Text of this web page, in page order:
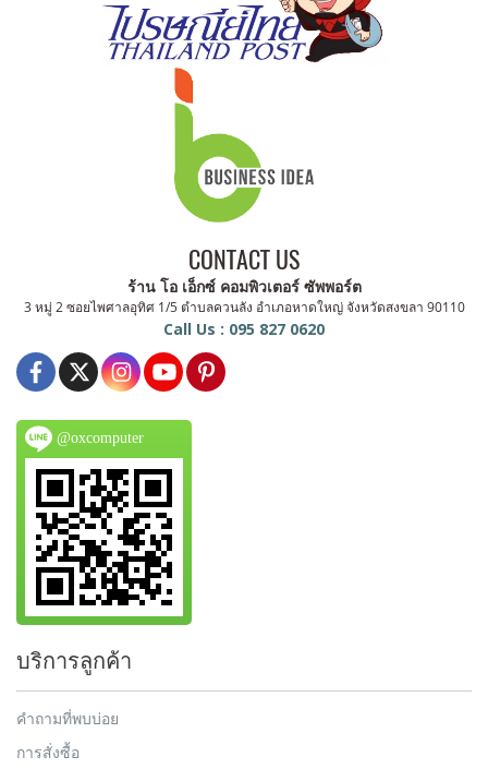
CONTACT US
ร้าน โอ เอ็กซ์ คอมพิวเตอร์ ซัพพอร์ต
3 หมู่ 2 ซอยไพศาลอุทิศ 1/5 ตำบลควนลัง อำเภอหาดใหญ่ จังหวัดสงขลา 90110
Call Us : 095 827 0620
@oxcomputer
บริการลูกค้า
คำถามที่พบบ่อย
การสั่งซื้อ